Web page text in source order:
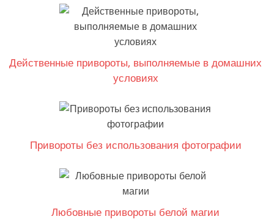
Действенные привороты, выполняемые в домашних
условиях
Привороты без использования фотографии
Любовные привороты белой магии